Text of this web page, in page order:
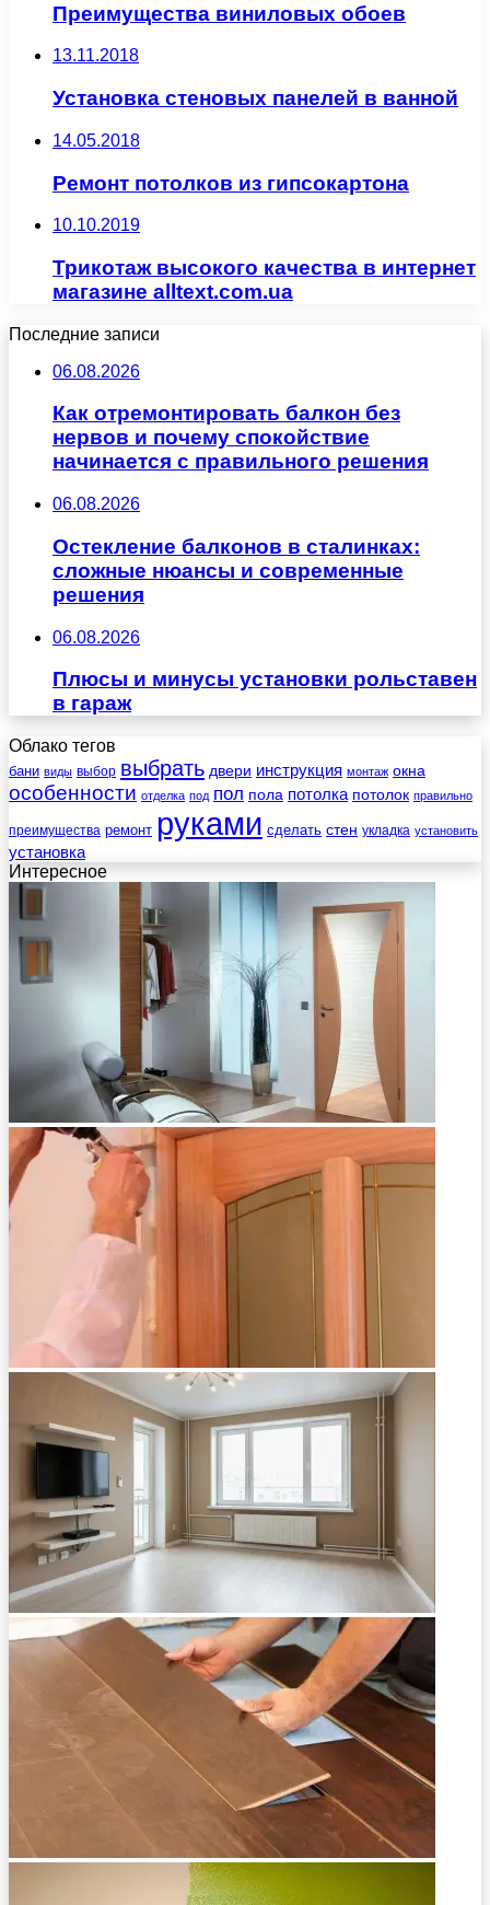
Преимущества виниловых обоев
13.11.2018
Установка стеновых панелей в ванной
14.05.2018
Ремонт потолков из гипсокартона
10.10.2019
Трикотаж высокого качества в интернет
магазине alltext.com.ua
Последние записи
06.08.2026
Как отремонтировать балкон без
нервов и почему спокойствие
начинается с правильного решения
06.08.2026
Остекление балконов в сталинках:
сложные нюансы и современные
решения
06.08.2026
Плюсы и минусы установки рольставен
в гараж
Облако тегов
бани виды выбор выбрать двери инструкция монтаж окна
особенности отделка под пол пола потолка потолок правильно
преимущества ремонт руками сделать стен укладка установить
установка
Интересное